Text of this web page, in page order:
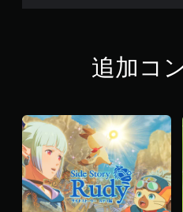
追加コ